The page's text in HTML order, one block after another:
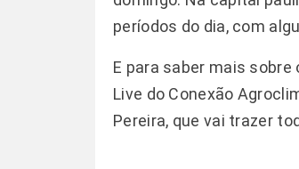
períodos do dia, com
E para saber mais
Live do Conexão
Pereira, que vai trazer